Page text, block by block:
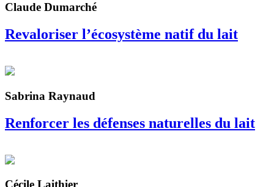
Claude Dumarché
Revaloriser l’écosystème natif du lait
Sabrina Raynaud
Renforcer les défenses naturelles du lait
Cécile Laithier